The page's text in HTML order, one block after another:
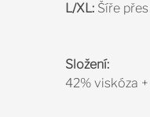
L/XL: Šíře
Složení:
42% viskóza